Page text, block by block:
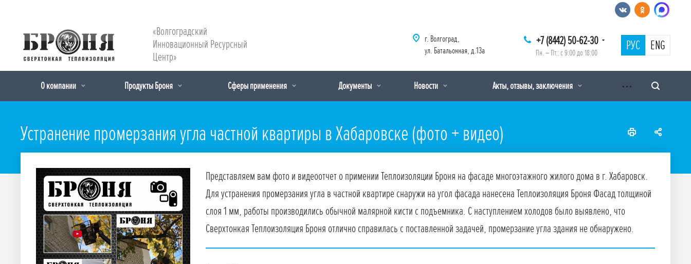
«Волгоградский
Инновационный Ресурсный
Центр»
+7 (8442) 50-62-30
Пн. – Пт.: с 9:00 до 18:00 РУС ENG
г. Волгоград,
ул. Батальонная, д.13а
О компании Продукты Броня Сферы применения Документы Новости Акты, отзывы, заключения
Устранение промерзания угла частной квартиры в Хабаровске (фото + видео)
Представляем вам фото и видеоотчет о примении Теплоизоляции Броня на фасаде многоэтажного жилого дома в г. Хабаровск.
Для устранения промерзания угла в частной квартире снаружи на угол фасада нанесена Теплоизоляция Броня Фасад толщиной
слоя 1 мм, работы производились обычной малярной кисти с подъемника. С наступлением холодов было выявлено, что
Сверхтонкая Теплоизоляция Броня отлично справилась с поставленной задачей, промерзание угла здания не обнаружено.